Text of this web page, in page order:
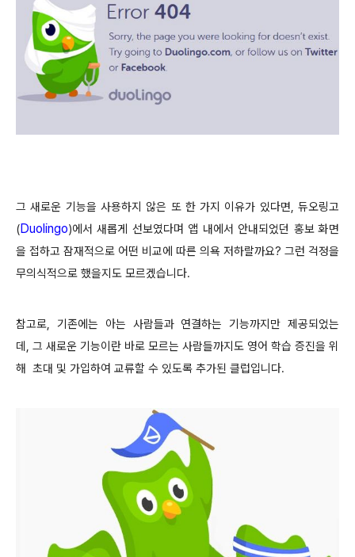
그 새로운 기능을 사용하지 않은 또 한 가지 이유가 있다면, 듀오링고
(Duolingo)에서 새롭게 선보였다며 앱 내에서 안내되었던 홍보 화면
을 접하고 잠재적으로 어떤 비교에 따른 의욕 저하랄까요? 그런 걱정을
무의식적으로 했을지도 모르겠습니다.
참고로, 기존에는 아는 사람들과 연결하는 기능까지만 제공되었는
데, 그 새로운 기능이란 바로 모르는 사람들까지도 영어 학습 증진을 위
해 초대 및 가입하여 교류할 수 있도록 추가된 클럽입니다.